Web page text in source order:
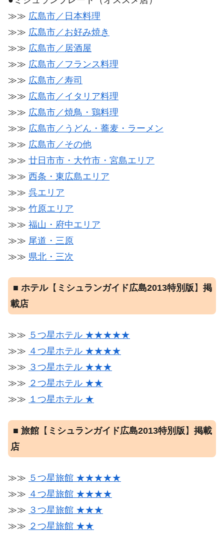
≫≫ 広島市／日本料理
≫≫ 広島市／お好み焼き
≫≫ 広島市／居酒屋
≫≫ 広島市／フランス料理
≫≫ 広島市／寿司
≫≫ 広島市／イタリア料理
≫≫ 広島市／焼鳥・鶏料理
≫≫ 広島市／うどん・蕎麦・ラーメン
≫≫ 広島市／その他
≫≫ 廿日市市・大竹市・宮島エリア
≫≫ 西条・東広島エリア
≫≫ 呉エリア
≫≫ 竹原エリア
≫≫ 福山・府中エリア
≫≫ 尾道・三原
≫≫ 県北・三次
■ ホテル【 ミシュランガイド広島2013特別版 】 掲
載店
≫≫ ５つ星ホテル ★★★★★
≫≫ ４つ星ホテル ★★★★
≫≫ ３つ星ホテル ★★★
≫≫ ２つ星ホテル ★★
≫≫ １つ星ホテル ★
■ 旅館 【 ミシュランガイド広島2013特別版 】 掲載
店
≫≫ ５つ星旅館 ★★★★★
≫≫ ４つ星旅館 ★★★★
≫≫ ３つ星旅館 ★★★
≫≫ ２つ星旅館 ★★